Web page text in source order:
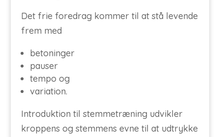
Det frie foredrag kommer til at stå levende
frem med
betoninger
pauser
tempo og
variation.
Introduktion til stemmetræning udvikler
kroppens og stemmens evne til at udtrykke